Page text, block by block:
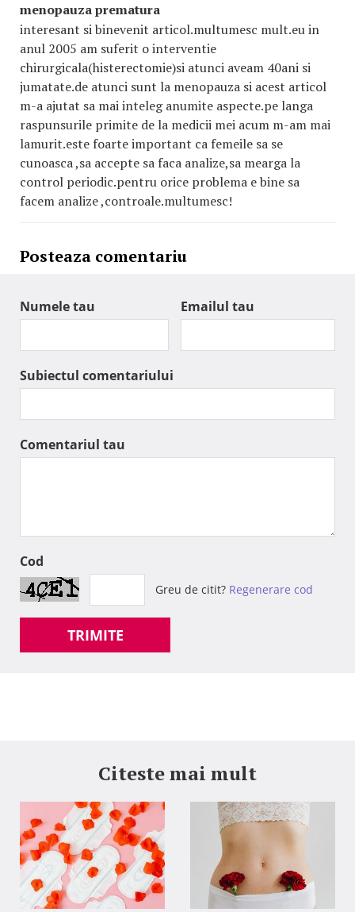
menopauza prematura
interesant si binevenit articol.multumesc mult.eu in
anul 2005 am suferit o interventie
chirurgicala(histerectomie)si atunci aveam 40ani si
jumatate.de atunci sunt la menopauza si acest articol
m-a ajutat sa mai inteleg anumite aspecte.pe langa
raspunsurile primite de la medicii mei acum m-am mai
lamurit.este foarte important ca femeile sa se
cunoasca ,sa accepte sa faca analize,sa mearga la
control periodic.pentru orice problema e bine sa
facem analize ,controale.multumesc!
Posteaza comentariu
Numele tau Emailul tau
Subiectul comentariului
Comentariul tau
Cod
Greu de citit? Regenerare cod
TRIMITE
Citeste mai mult